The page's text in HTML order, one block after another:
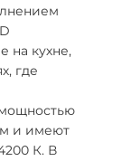
на кухне,
где
и имеют
К. В